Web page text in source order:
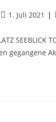
1. Juli 2021
gegangene